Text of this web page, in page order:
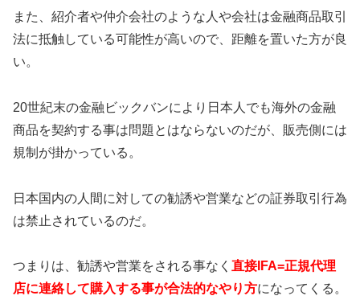
また、紹介者や仲介会社のような人や会社は金融商品取引
法に抵触している可能性が高いので、距離を置いた方が良
い。
20世紀末の金融ビックバンにより日本人でも海外の金融
商品を契約する事は問題とはならないのだが、販売側には
規制が掛かっている。
日本国内の人間に対しての勧誘や営業などの証券取引行為
は禁止されているのだ。
つまりは、勧誘や営業をされる事なく 直接IFA=正規代理
店に連絡して購入する事が合法的なやり方になってくる。